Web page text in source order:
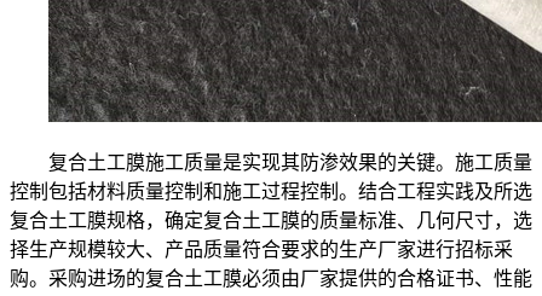
复合土工膜施工质量是实现其防渗效果的关键。施工质量
控制包括材料质量控制和施工过程控制。结合工程实践及所选
复合土工膜规格，确定复合土工膜的质量标准、几何尺寸，选
择生产规模较大、产品质量符合要求的生产厂家进行招标采
购。采购进场的复合土工膜必须由厂家提供的合格证书、性能